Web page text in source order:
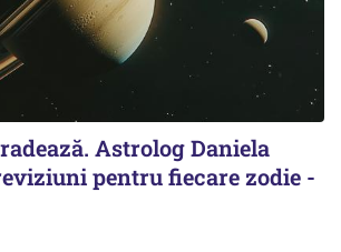
Astrolog Daniela
pentru fiecare zodie -